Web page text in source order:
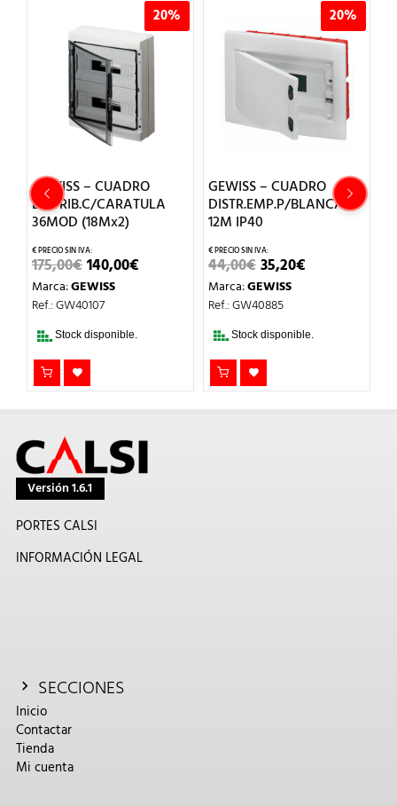
20%
GEWISS – CUADRO
DISTRIB.C/CARATULA
36MOD (18Mx2)
175,00€EL
PRECIO
ORIGINAL
ERA:
140,00€
Marca:GEWISS
Ref.: GW40107
Stock disponible.
20%
GEWISS – CUADRO
DISTR.EMP.P/BLANCA
12M IP40
44,00€EL
PRECIO
ORIGINAL
ERA:
35,20€
Marca:GEWISS
Ref.: GW40885
Stock disponible.
Versión 1.6.1
PORTES CALSI
INFORMACIÓN LEGAL
SECCIONES
Inicio
Contactar
Tienda
Mi cuenta